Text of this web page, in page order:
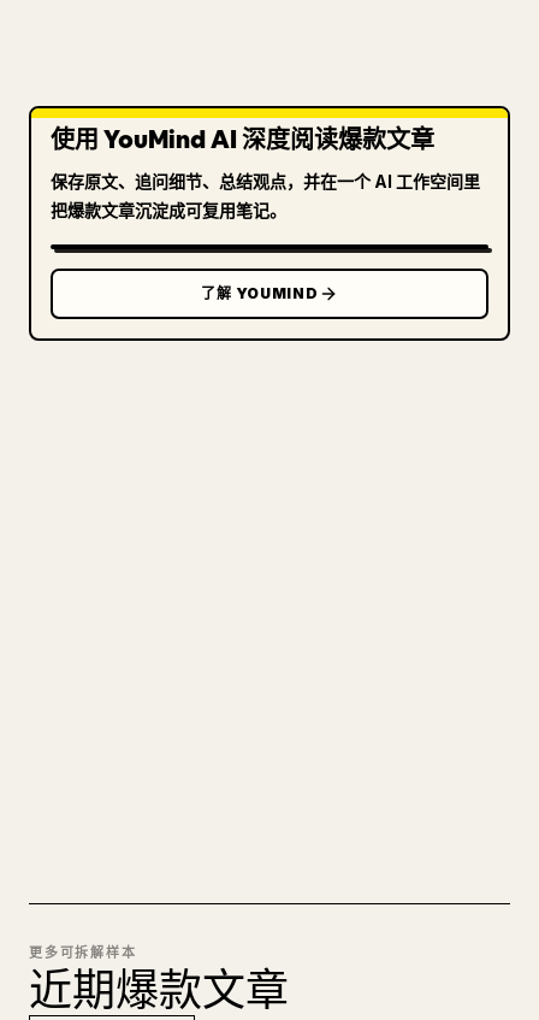
使用 YouMind AI 深度阅读爆款文章
保存原文、追问细节、总结观点，并在一个 AI 工作空间里
把爆款文章沉淀成可复用笔记。
了解 YOUMIND
更多可拆解样本
近期爆款文章